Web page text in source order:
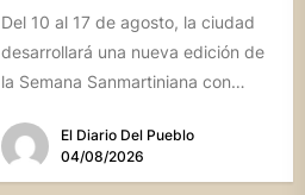
Del 10 al 17 de agosto, la ciudad
desarrollará una nueva edición de
la Semana Sanmartiniana con
El Diario Del Pueblo
04/08/2026